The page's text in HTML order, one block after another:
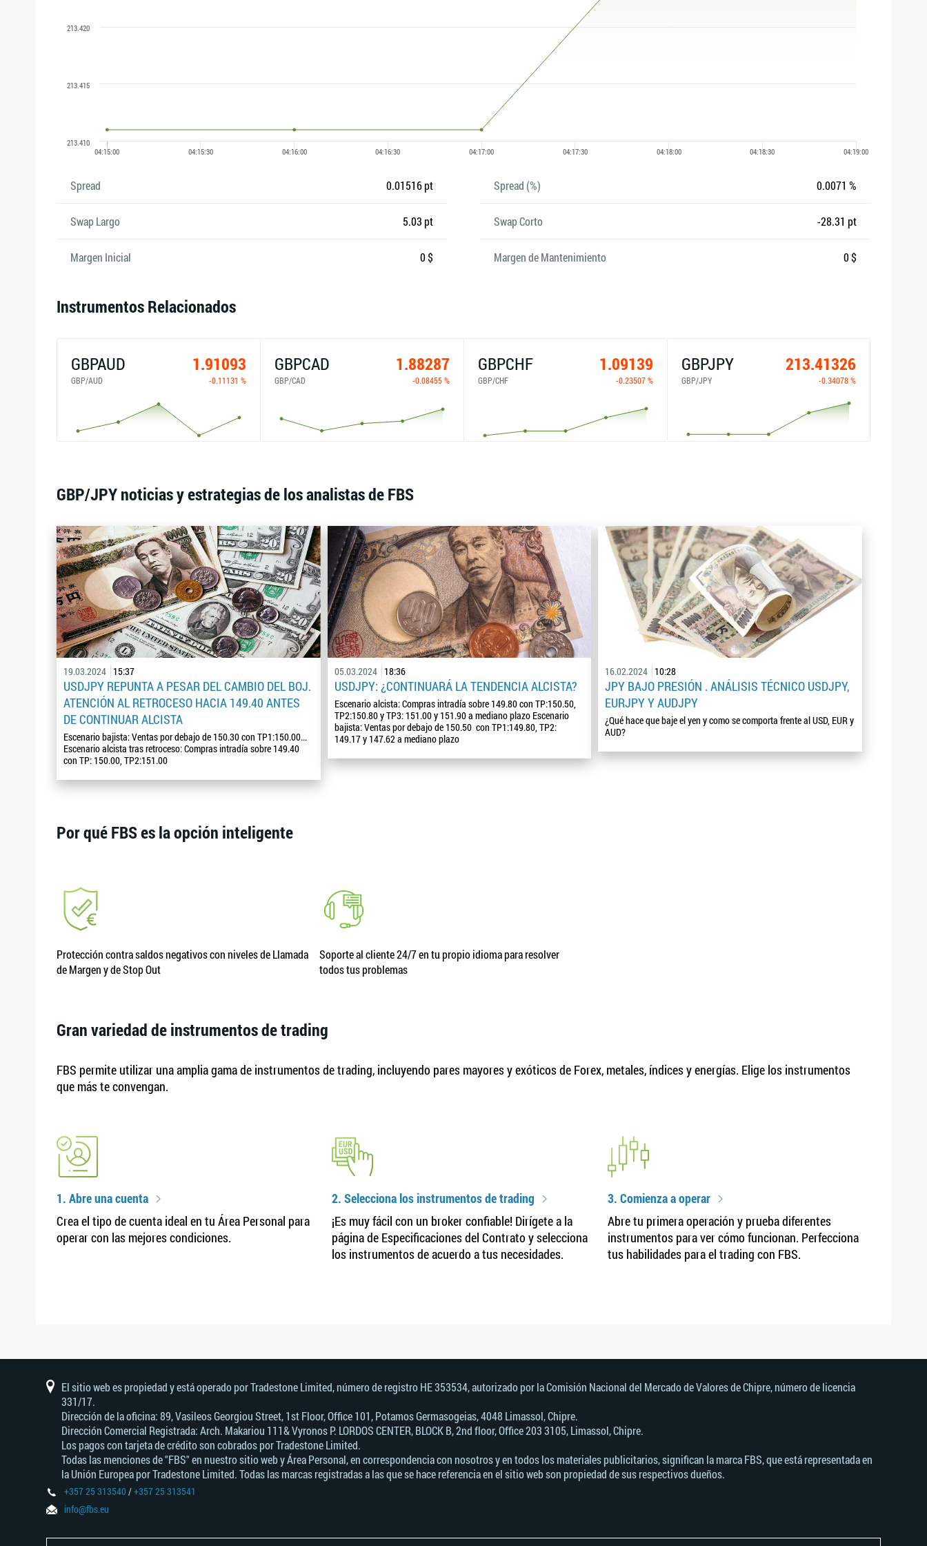
Spread 0.01516 pt Spread (%) 0.0071 %
Swap Largo 5.03 pt Swap Corto -28.31 pt
Margen Inicial 0 $ Margen de Mantenimiento 0 $
Instrumentos Relacionados
GBPAUD 1.91093
GBP/AUD -0.11131 %
GBPCAD 1.88287
GBP/CAD -0.08455 %
GBPCHF 1.09139
GBP/CHF -0.23507 %
GBPJPY 213.41326
GBP/JPY -0.34078 %
GBP/JPY noticias y estrategias de los analistas de FBS
19.03.2024 15:37
USDJPY REPUNTA A PESAR DEL CAMBIO DEL BOJ.
ATENCIÓN AL RETROCESO HACIA 149.40 ANTES
DE CONTINUAR ALCISTA
Escenario bajista: Ventas por debajo de 150.30 con TP1:150.00...
Escenario alcista tras retroceso: Compras intradía sobre 149.40
con TP: 150.00, TP2:151.00
05.03.2024 18:36
USDJPY: ¿CONTINUARÁ LA TENDENCIA ALCISTA?
Escenario alcista: Compras intradía sobre 149.80 con TP:150.50,
TP2:150.80 y TP3: 151.00 y 151.90 a mediano plazo Escenario
bajista: Ventas por debajo de 150.50 con TP1:149.80, TP2:
149.17 y 147.62 a mediano plazo
16.02.2024 10:28
JPY BAJO PRESIÓN . ANÁLISIS TÉCNICO USDJPY,
EURJPY Y AUDJPY
¿Qué hace que baje el yen y como se comporta frente al USD, EUR y
AUD?
Por qué FBS es la opción inteligente
Protección contra saldos negativos con niveles de Llamada
de Margen y de Stop Out
Soporte al cliente 24/7 en tu propio idioma para resolver
todos tus problemas
Gran variedad de instrumentos de trading
FBS permite utilizar una amplia gama de instrumentos de trading, incluyendo pares mayores y exóticos de Forex, metales, índices y energías. Elige los instrumentos
que más te convengan.
1. Abre una cuenta
Crea el tipo de cuenta ideal en tu Área Personal para
operar con las mejores condiciones.
2. Selecciona los instrumentos de trading
¡Es muy fácil con un broker confiable! Dirígete a la
página de Especificaciones del Contrato y selecciona
los instrumentos de acuerdo a tus necesidades.
3. Comienza a operar
Abre tu primera operación y prueba diferentes
instrumentos para ver cómo funcionan. Perfecciona
tus habilidades para el trading con FBS.
El sitio web es propiedad y está operado por Tradestone Limited, número de registro HE 353534, autorizado por la Comisión Nacional del Mercado de Valores de Chipre, número de licencia
331/17.
Dirección de la oficina: 89, Vasileos Georgiou Street, 1st Floor, Office 101, Potamos Germasogeias, 4048 Limassol, Chipre.
Dirección Comercial Registrada: Arch. Makariou 111& Vyronos Р. LORDOS CENTER, BLOCK В, 2nd floor, Office 203 3105, Limassol, Chipre.
Los pagos con tarjeta de crédito son cobrados por Tradestone Limited.
Todas las menciones de "FBS" en nuestro sitio web y Área Personal, en correspondencia con nosotros y en todos los materiales publicitarios, significan la marca FBS, que está representada en
la Unión Europea por Tradestone Limited. Todas las marcas registradas a las que se hace referencia en el sitio web son propiedad de sus respectivos dueños.
+357 25 313540/+357 25 313541
info@fbs.eu